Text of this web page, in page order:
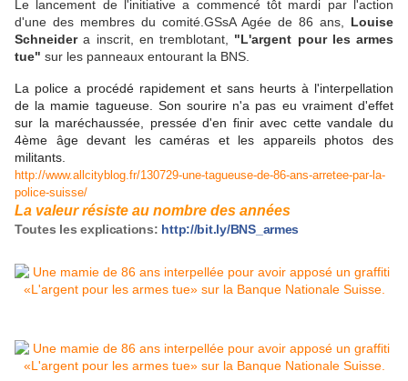
Le lancement de l'initiative a commencé tôt mardi par l'action
d'une des membres du comité.GSsA Agée de 86 ans, Louise
Schneidera inscrit, en tremblotant, "L'argent pour les armes
tue" sur les panneaux entourant la BNS.
La police a procédé rapidement et sans heurts à l'interpellation
de la mamie tagueuse. Son sourire n'a pas eu vraiment d'effet
sur la maréchaussée, pressée d'en finir avec cette vandale du
4ème âge devant les caméras et les appareils photos des
militants.
http://www.allcityblog.fr/130729-une-tagueuse-de-86-ans-arretee-par-la-
police-suisse/
La valeur résiste au nombre des années
Toutes les explications: http://bit.ly/BNS_armes